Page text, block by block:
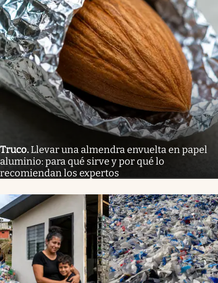
Truco. Llevar una almendra envuelta en papel
aluminio: para qué sirve y por qué lo
recomiendan los expertos